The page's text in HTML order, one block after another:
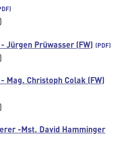
Jürgen Prüwasser (FW)
Mag. Christoph Colak (FW)
-Mst. David Hamminger